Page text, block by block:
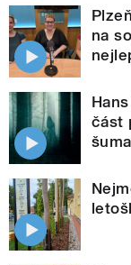
na
část